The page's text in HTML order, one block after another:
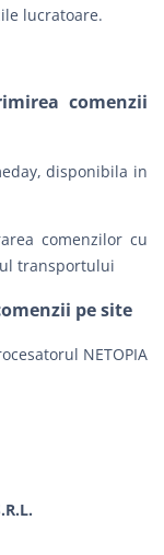
lucratoare.
comenzii
disponibila in
comenzilor cu
transportului
pe site
NETOPIA